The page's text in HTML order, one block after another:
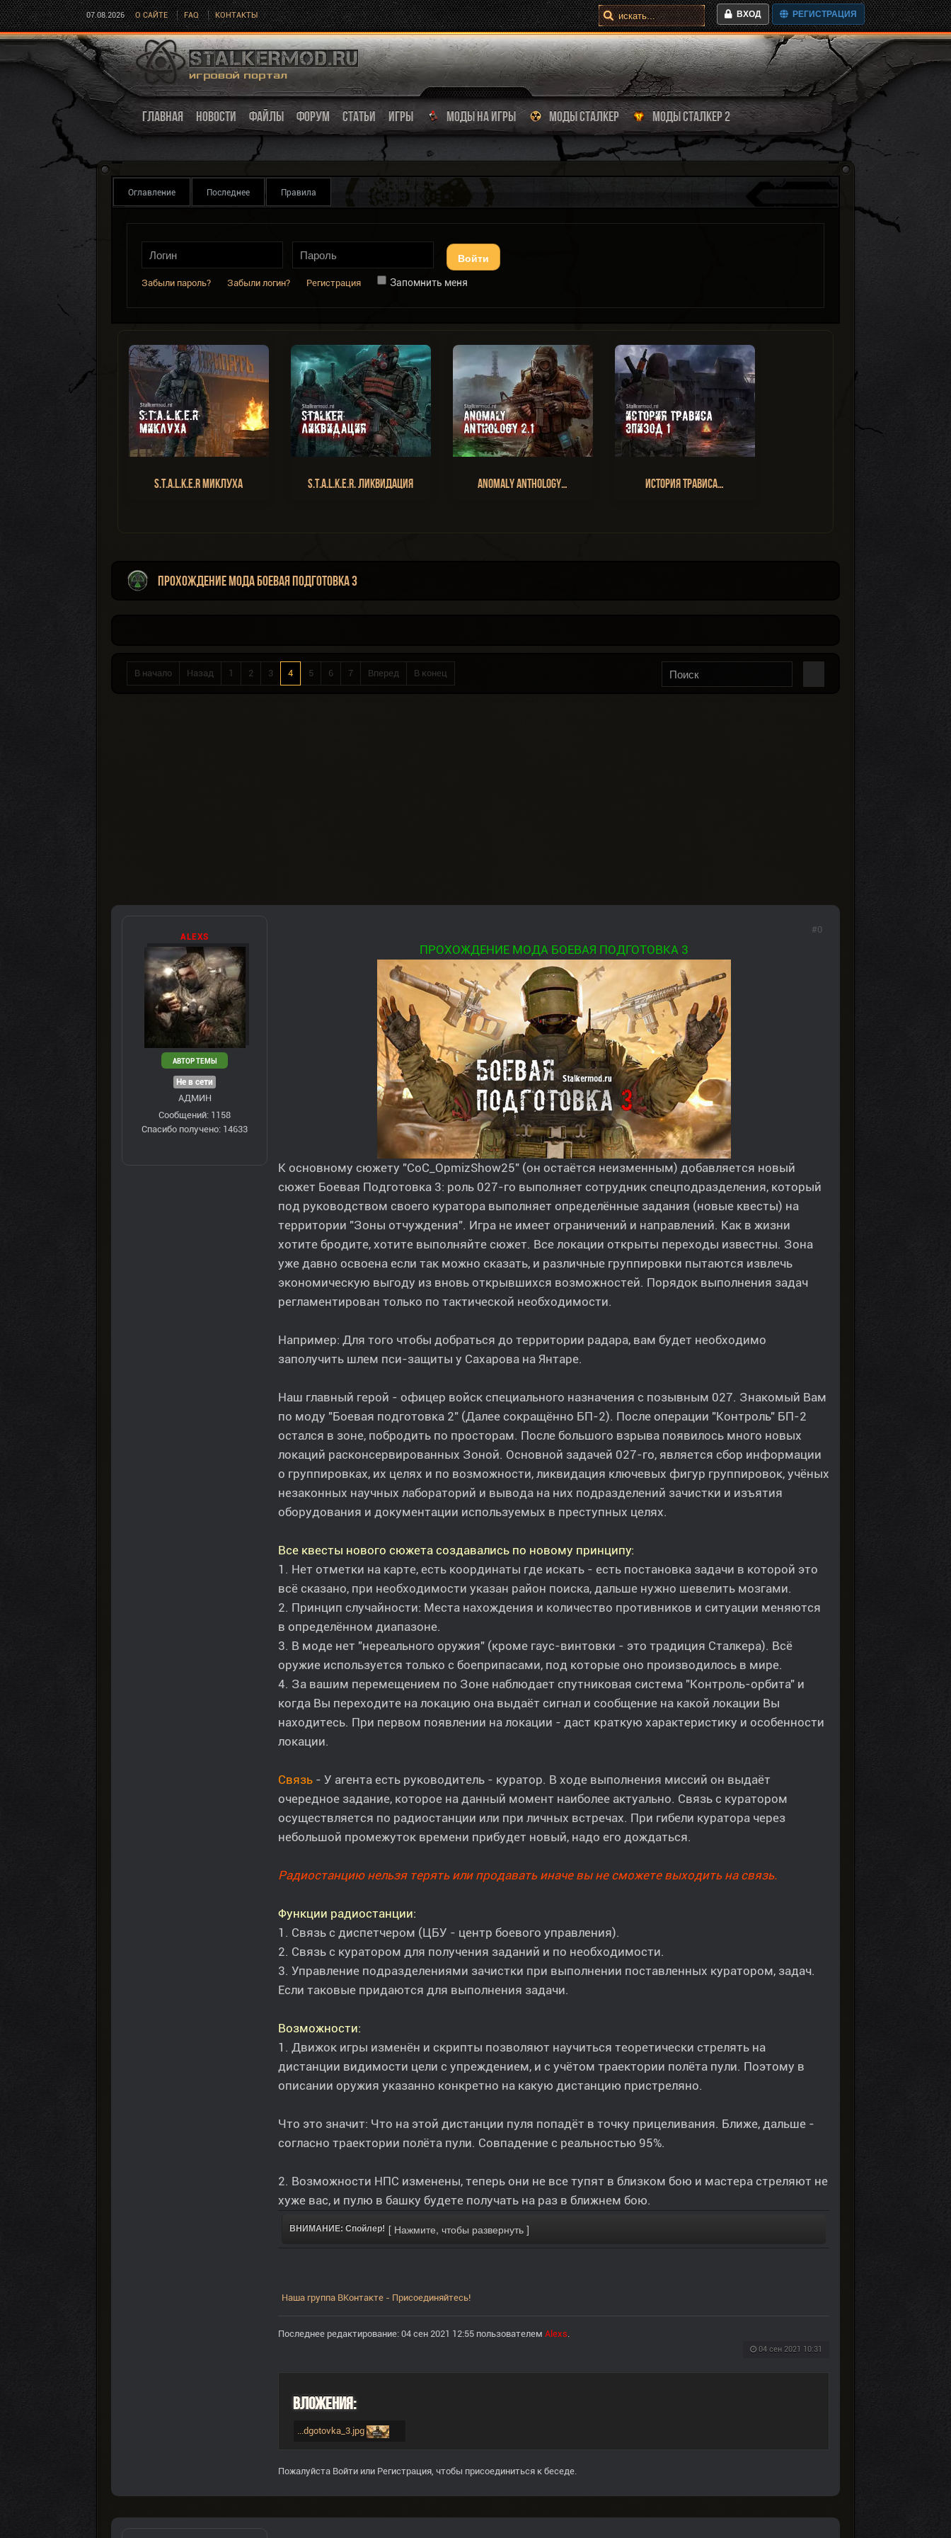
07.08.2026 О САЙТЕ FAQ КОНТАКТЫ ВХОД РЕГИСТРАЦИЯ
ГЛАВНАЯ НОВОСТИ ФАЙЛЫ ФОРУМ СТАТЬИ ИГРЫ МОДЫ НА ИГРЫ МОДЫ СТАЛКЕР МОДЫ СТАЛКЕР 2
Оглавление Последнее Правила
Войти
Забыли пароль? Забыли логин? Регистрация Запомнить меня
S.T.A.L.K.E.R Миклуха S.T.A.L.K.E.R. Ликвидация Anomaly Anthology… История Трависа…
Прохождение мода Боевая Подготовка 3
В начало Назад 1 2 3 4 5 6 7 Вперед В конец
ALEXS
АВТОР ТЕМЫ
Не в сети
АДМИН
Сообщений: 1158
Спасибо получено: 14633
ПРОХОЖДЕНИЕ МОДА БОЕВАЯ ПОДГОТОВКА 3
К основному сюжету "CoC_OpmizShow25" (он остаётся неизменным) добавляется новый
сюжет Боевая Подготовка 3: роль 027-го выполняет сотрудник спецподразделения, который
под руководством своего куратора выполняет определённые задания (новые квесты) на
территории "Зоны отчуждения". Игра не имеет ограничений и направлений. Как в жизни
хотите бродите, хотите выполняйте сюжет. Все локации открыты переходы известны. Зона
уже давно освоена если так можно сказать, и различные группировки пытаются извлечь
экономическую выгоду из вновь открывшихся возможностей. Порядок выполнения задач
регламентирован только по тактической необходимости.
Например: Для того чтобы добраться до территории радара, вам будет необходимо
заполучить шлем пси-защиты у Сахарова на Янтаре.
Наш главный герой - офицер войск специального назначения с позывным 027. Знакомый Вам
по моду "Боевая подготовка 2" (Далее сокращённо БП-2). После операции "Контроль" БП-2
остался в зоне, побродить по просторам. После большого взрыва появилось много новых
локаций расконсервированных Зоной. Основной задачей 027-го, является сбор информации
о группировках, их целях и по возможности, ликвидация ключевых фигур группировок, учёных
незаконных научных лабораторий и вывода на них подразделений зачистки и изъятия
оборудования и документации используемых в преступных целях.
Все квесты нового сюжета создавались по новому принципу:
1. Нет отметки на карте, есть координаты где искать - есть постановка задачи в которой это
всё сказано, при необходимости указан район поиска, дальше нужно шевелить мозгами.
2. Принцип случайности: Места нахождения и количество противников и ситуации меняются
в определённом диапазоне.
3. В моде нет "нереального оружия" (кроме гаус-винтовки - это традиция Сталкера). Всё
оружие используется только с боеприпасами, под которые оно производилось в мире.
4. За вашим перемещением по Зоне наблюдает спутниковая система "Контроль-орбита" и
когда Вы переходите на локацию она выдаёт сигнал и сообщение на какой локации Вы
находитесь. При первом появлении на локации - даст краткую характеристику и особенности
локации.
Связь - У агента есть руководитель - куратор. В ходе выполнения миссий он выдаёт
очередное задание, которое на данный момент наиболее актуально. Связь с куратором
осуществляется по радиостанции или при личных встречах. При гибели куратора через
небольшой промежуток времени прибудет новый, надо его дождаться.
Радиостанцию нельзя терять или продавать иначе вы не сможете выходить на связь.
Функции радиостанции:
1. Связь с диспетчером (ЦБУ - центр боевого управления).
2. Связь с куратором для получения заданий и по необходимости.
3. Управление подразделениями зачистки при выполнении поставленных куратором, задач.
Если таковые придаются для выполнения задачи.
Возможности:
1. Движок игры изменён и скрипты позволяют научиться теоретически стрелять на
дистанции видимости цели с упреждением, и с учётом траектории полёта пули. Поэтому в
описании оружия указанно конкретно на какую дистанцию пристреляно.
Что это значит: Что на этой дистанции пуля попадёт в точку прицеливания. Ближе, дальше -
согласно траектории полёта пули. Совпадение с реальностью 95%.
2. Возможности НПС изменены, теперь они не все тупят в близком бою и мастера стреляют не
хуже вас, и пулю в башку будете получать на раз в ближнем бою.
ВНИМАНИЕ: Спойлер!
Наша группа ВКонтакте - Присоединяйтесь!
Последнее редактирование: 04 сен 2021 12:55 пользователем Alexs.
04 сен 2021 10:31
#0
Вложения:
...dgotovka_3.jpg
Пожалуйста Войти или Регистрация, чтобы присоединиться к беседе.